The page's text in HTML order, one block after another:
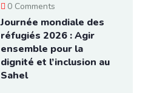
0 Comments
Journée mondiale des
réfugiés 2026 : Agir
ensemble pour la
dignité et l’inclusion au
Sahel